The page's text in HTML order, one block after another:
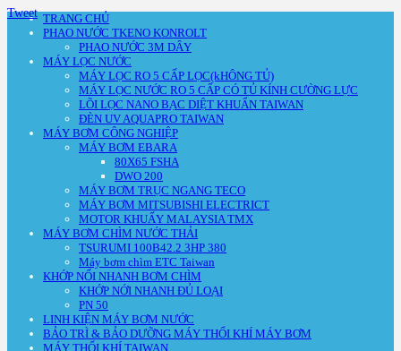
TRANG CHỦ
PHAO NƯỚC TKENO KONROLT
PHAO NƯỚC 3M DÂY
MÁY LỌC NƯỚC
MÁY LỌC RO 5 CẤP LỌC(kHÔNG TỦ)
MÁY LỌC NƯỚC RO 5 CẤP CÓ TỦ KÍNH CƯỜNG LỰC
LÕI LỌC NANO BẠC DIỆT KHUẨN TAIWAN
ĐÈN UV AQUAPRO TAIWAN
MÁY BƠM CÔNG NGHIỆP
MÁY BƠM EBARA
80X65 FSHA
DWO 200
MÁY BƠM TRỤC NGANG TECO
MÁY BƠM MITSUBISHI ELECTRICT
MOTOR KHUẤY MALAYSIA TMX
MÁY BƠM CHÌM NƯỚC THẢI
TSURUMI 100B42.2 3HP 380
Máy bơm chìm ETC Taiwan
KHỚP NỐI NHANH BƠM CHÌM
KHỚP NỚI NHANH ĐỦ LOẠI
PN 50
LINH KIỆN MÁY BƠM NƯỚC
BẢO TRÌ & BẢO DƯỠNG MÁY THỔI KHÍ MÁY BƠM
MÁY THỔI KHÍ TAIWAN
Tweet